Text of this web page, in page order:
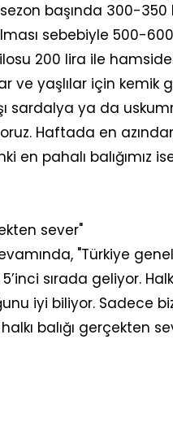
başında 300-
sebebiyle 500-
200 lira ile
ve yaşlılar için kemik
sardalya ya da
Haftada en
en pahalı balığımız
sever"
"Türkiye
sırada geliyor.
iyi biliyor. Sadece
balığı gerçekten